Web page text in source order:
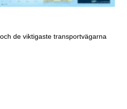
de viktigaste transportvägarna